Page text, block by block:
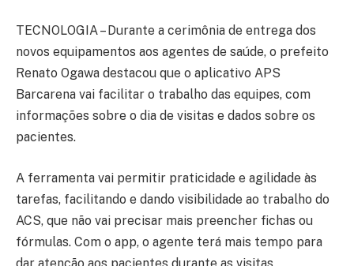
TECNOLOGIA – Durante a cerimônia de entrega dos
novos equipamentos aos agentes de saúde, o prefeito
Renato Ogawa destacou que o aplicativo APS
Barcarena vai facilitar o trabalho das equipes, com
informações sobre o dia de visitas e dados sobre os
pacientes.
A ferramenta vai permitir praticidade e agilidade às
tarefas, facilitando e dando visibilidade ao trabalho do
ACS, que não vai precisar mais preencher fichas ou
fórmulas. Com o app, o agente terá mais tempo para